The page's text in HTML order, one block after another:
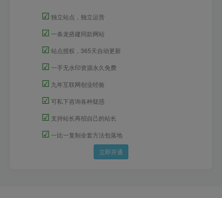
☑ 独立站点，独立运营
☑ 一条龙搭建同款网站
☑ 站点授权，365天自动更新
☑ 一手无水印资源永久免费
☑ 九年互联网创业经验
☑ 可私下咨询各种疑惑
☑ 支持站长再招自己的站长
☑ 一比一复制全套方法包落地
立即开通